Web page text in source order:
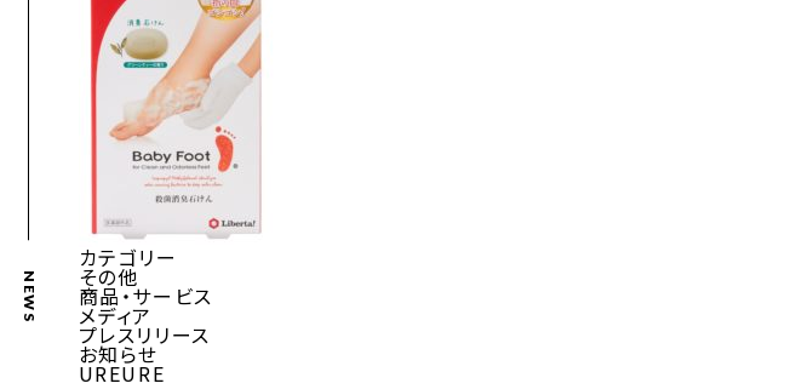
NEWS
カテゴリー
その他
商品・サービス
メディア
プレスリリース
お知らせ
UREURE